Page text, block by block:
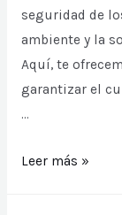
seguridad de
ambiente y la
Aquí, te
garantizar el
…
5
Leer más »